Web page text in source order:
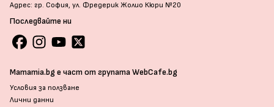
Адрес: гр. София, ул. Фредерик Жолио Кюри №20
Последвайте ни
Mamamia.bg е част от групата WebCafe.bg
Условия за ползване
Лични данни